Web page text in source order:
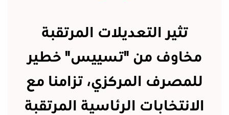
تثير التعديلات المرتقبة
مخاوف من "تسييس" خطير
للمصرف المركزي، تزامنا مع
الانتخابات الرئاسية المرتقبة